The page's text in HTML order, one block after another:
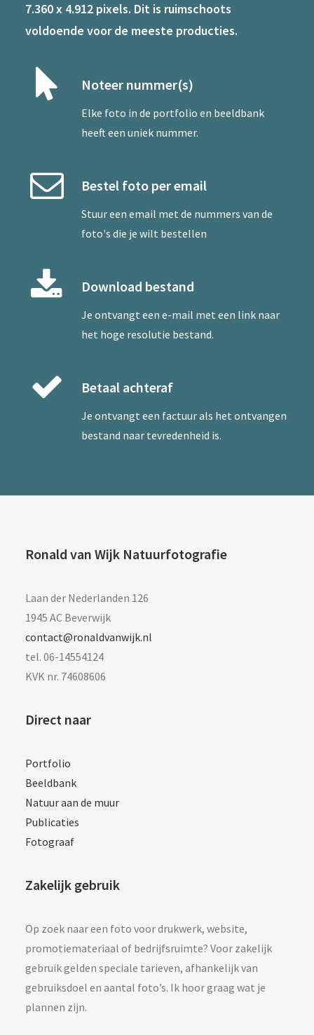
7.360 x 4.912 pixels. Dit is ruimschoots
voldoende voor de meeste producties.
Noteer nummer(s)
Elke foto in de portfolio en beeldbank
heeft een uniek nummer.
Bestel foto per email
Stuur een email met de nummers van de
foto's die je wilt bestellen
Download bestand
Je ontvangt een e-mail met een link naar
het hoge resolutie bestand.
Betaal achteraf
Je ontvangt een factuur als het ontvangen
bestand naar tevredenheid is.
Ronald van Wijk Natuurfotografie
Laan der Nederlanden 126
1945 AC Beverwijk
contact@ronaldvanwijk.nl
tel. 06-14554124
KVK nr. 74608606
Direct naar
Portfolio
Beeldbank
Natuur aan de muur
Publicaties
Fotograaf
Zakelijk gebruik
Op zoek naar een foto voor drukwerk, website,
promotiemateriaal of bedrijfsruimte? Voor zakelijk
gebruik gelden speciale tarieven, afhankelijk van
gebruiksdoel en aantal foto’s. Ik hoor graag wat je
plannen zijn.